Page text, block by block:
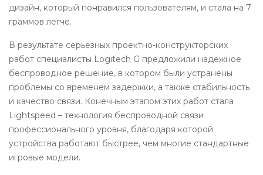
дизайн, который понравился пользователям, и стала на 7
граммов легче.
В результате серьезных проектно-конструкторских
работ специалисты Logitech G предложили надежное
беспроводное решение, в котором были устранены
проблемы со временем задержки, а также стабильность
и качество связи. Конечным этапом этих работ стала
Lightspeed – технология беспроводной связи
профессионального уровня, благодаря которой
устройства работают быстрее, чем многие стандартные
игровые модели.